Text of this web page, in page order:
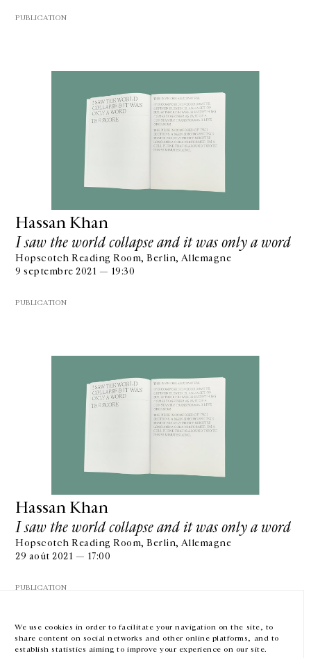
We use cookies in order to facilitate your navigation on the site, to
share content on social networks and other online platforms, and to
establish statistics aiming to improve your experience on our site.
PUBLICATION
Hassan Khan
I saw the world collapse and it was only a word
Hopscotch Reading Room, Berlin, Allemagne
9 septembre 2021 — 19:30
PUBLICATION
Hassan Khan
I saw the world collapse and it was only a word
Hopscotch Reading Room, Berlin, Allemagne
29 août 2021 — 17:00
PUBLICATION
GALERIE@CROUSEL.COM
HORAIRES D'OUVERTURE
DU MARDI AU VENDREDI
10H-18H
LE SAMEDI
EN FR 中文 Facebook Instagram